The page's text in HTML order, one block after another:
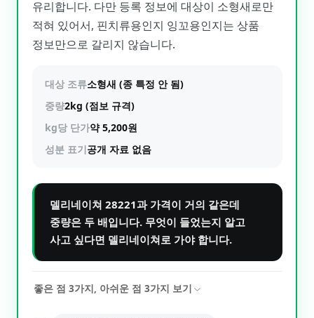
유리합니다. 다만 등록 정보에 대상이 소형새로만
적혀 있어서, 핀치류용인지 잉꼬용인지는 상품
정보만으로 갈리지 않습니다.
대상 조류소형새 (종 특정 안 됨)
중량2kg (점보 규격)
kg당 단가약 5,200원
성분 표기공개 자료 없음
델리네이쳐 28221과 가격이 거의 같은데
중량은 두 배입니다. 무엇이 들었는지 알고
사고 싶다면 델리네이쳐로 가야 합니다.
좋은 점 3가지, 아쉬운 점 3가지 보기